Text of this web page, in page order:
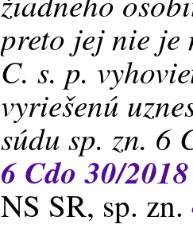
preto jej nie je
C. s. p.
vyriešenú
súdu sp. zn. 6
6 Cdo 30/2018
NS SR, sp. zn.